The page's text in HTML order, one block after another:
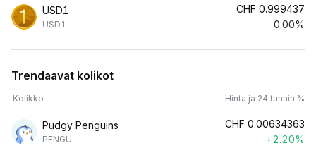
USD1
USD1
CHF 0.999437
0.00%
Trendaavat kolikot
Kolikko Hinta ja 24 tunnin %
Pudgy Penguins
PENGU
CHF 0.00634363
+2.20%